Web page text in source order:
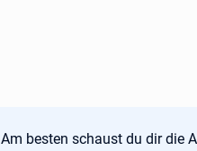
Am besten schaust du dir die